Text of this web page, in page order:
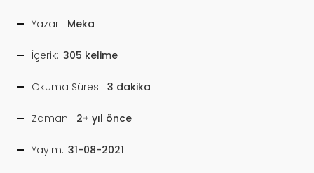
Yazar: Meka
İçerik: 305 kelime
Okuma Süresi: 3 dakika
Zaman: 2+ yıl önce
Yayım: 31-08-2021